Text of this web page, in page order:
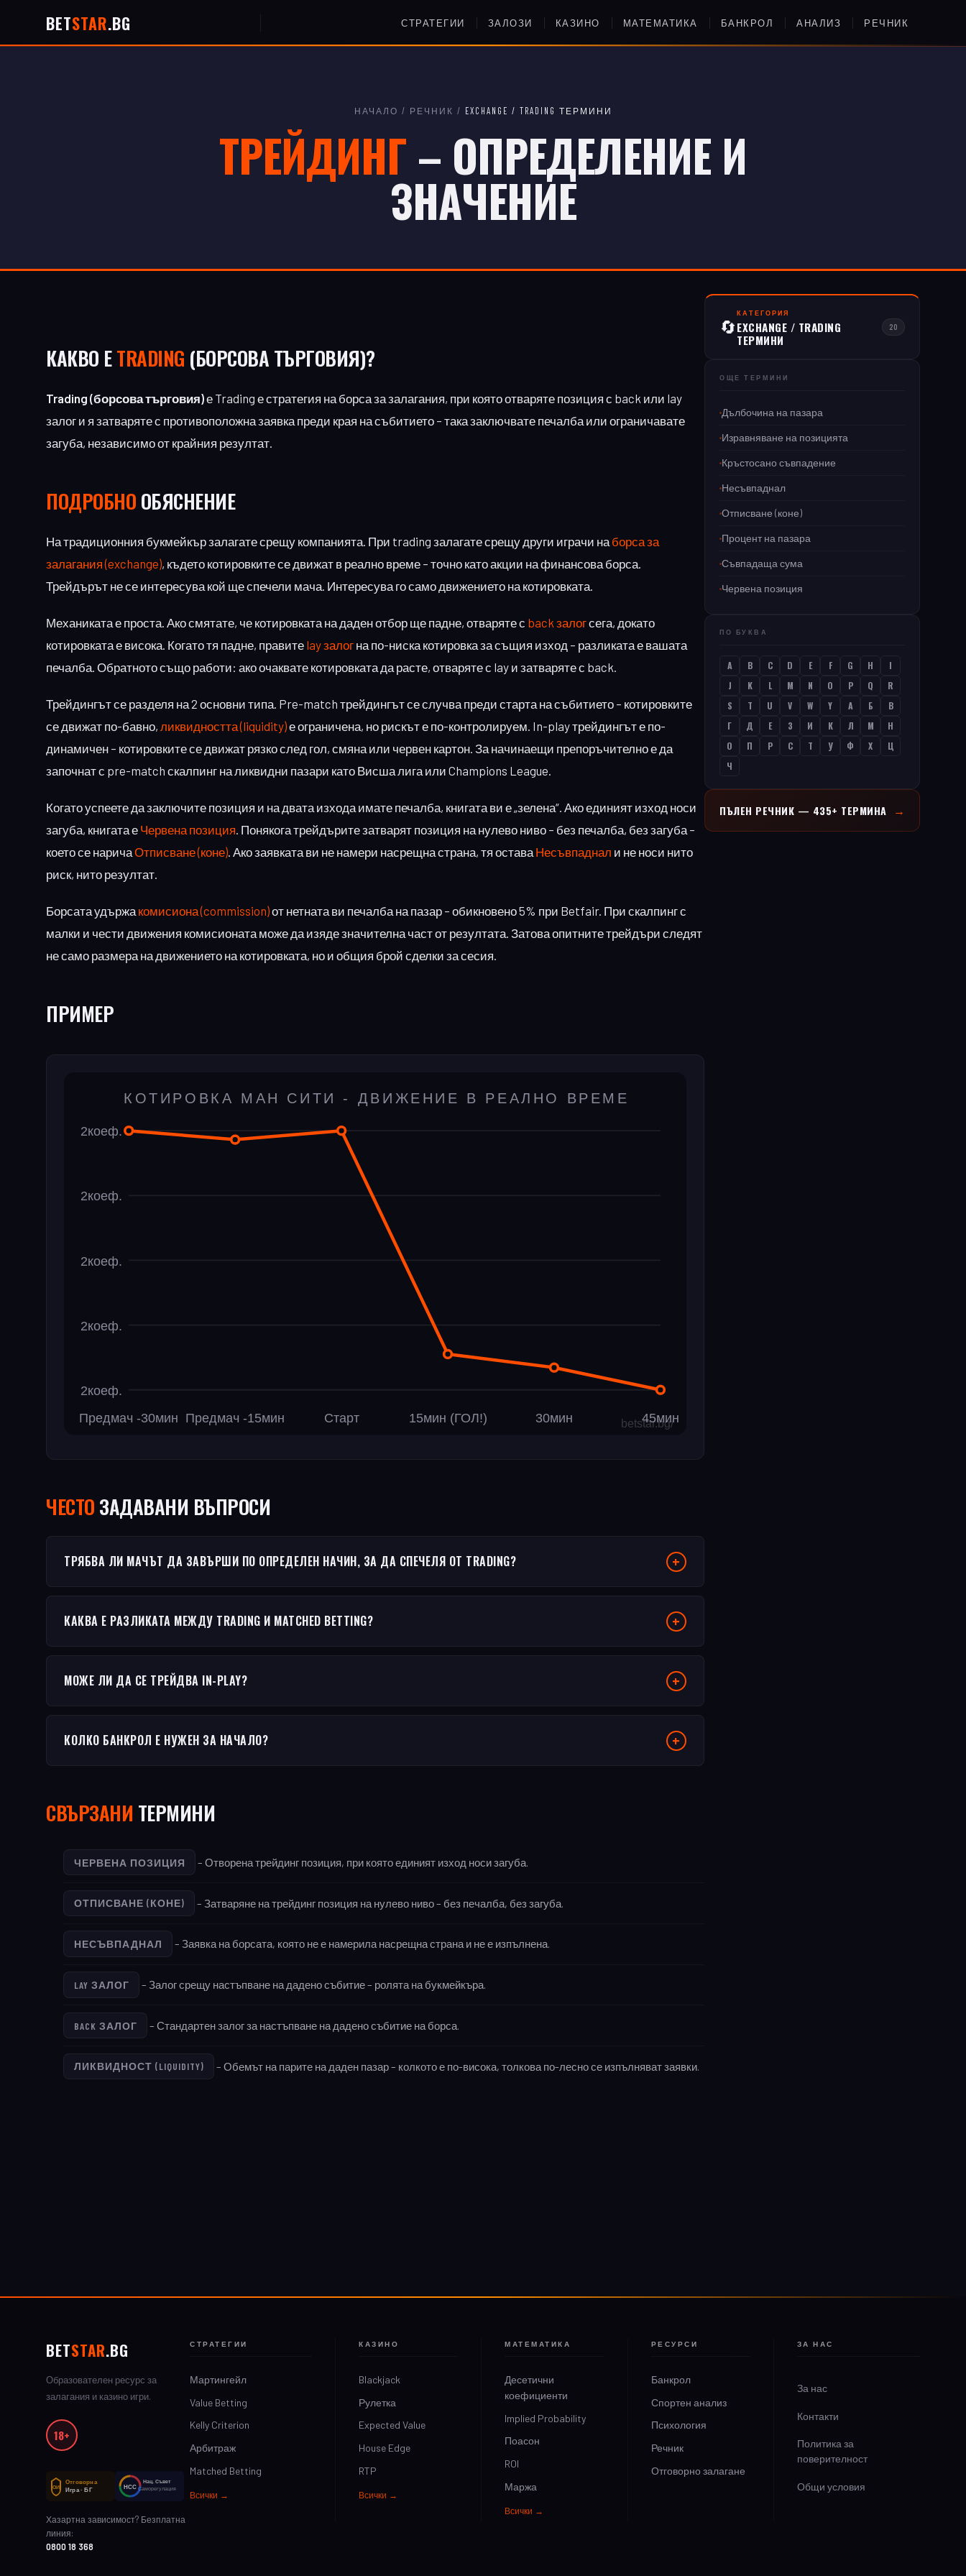
BETSTAR.BG СТРАТЕГИИ ЗАЛОЗИ КАЗИНО МАТЕМАТИКА БАНКРОЛ АНАЛИЗ РЕЧНИК
НАЧАЛО / РЕЧНИК / EXCHANGE / TRADING ТЕРМИНИ
ТРЕЙДИНГ– ОПРЕДЕЛЕНИЕ И
ЗНАЧЕНИЕ
КАКВО ЕTRADING (БОРСОВА ТЪРГОВИЯ)?
Trading (борсова търговия)е Trading е стратегия на борса за залагания, при която отваряте позиция с back или lay
залог и я затваряте с противоположна заявка преди края на събитието – така заключвате печалба или ограничавате
загуба, независимо от крайния резултат.
ПОДРОБНО ОБЯСНЕНИЕ
На традиционния букмейкър залагате срещу компанията. При trading залагате срещу други играчи на борса за
залагания (exchange), където котировките се движат в реално време – точно като акции на финансова борса.
Трейдърът не се интересува кой ще спечели мача. Интересува го само движението на котировката.
Механиката е проста. Ако смятате, че котировката на даден отбор ще падне, отваряте с back залогсега, докато
котировката е висока. Когато тя падне, правите lay залог на по-ниска котировка за същия изход – разликата е вашата
печалба. Обратното също работи: ако очаквате котировката да расте, отваряте с lay и затваряте с back.
Трейдингът се разделя на 2 основни типа. Pre-match трейдингът се случва преди старта на събитието – котировките
се движат по-бавно, ликвидността (liquidity)е ограничена, но рискът е по-контролируем. In-play трейдингът е по-
динамичен – котировките се движат рязко след гол, смяна или червен картон. За начинаещи препоръчително е да
започнат с pre-match скалпинг на ликвидни пазари като Висша лига или Champions League.
Когато успеете да заключите позиция и на двата изхода имате печалба, книгата ви е „зелена“. Ако единият изход носи
загуба, книгата е Червена позиция. Понякога трейдърите затварят позиция на нулево ниво – без печалба, без загуба –
което се наричаОтписване (коне). Ако заявката ви не намери насрещна страна, тя остава Несъвпаднал и не носи нито
риск, нито резултат.
Борсата удържа комисиона (commission)от нетната ви печалба на пазар – обикновено 5% при Betfair. При скалпинг с
малки и чести движения комисионата може да изяде значителна част от резултата. Затова опитните трейдъри следят
не само размера на движението на котировката, но и общия брой сделки за сесия.
ПРИМЕР
ЧЕСТO ЗАДАВАНИ ВЪПРОСИ
ТРЯБВА ЛИ МАЧЪТ ДА ЗАВЪРШИ ПО ОПРЕДЕЛЕН НАЧИН, ЗА ДА СПЕЧЕЛЯ ОТ TRADING?
КАКВА Е РАЗЛИКАТА МЕЖДУ TRADING И MATCHED BETTING?
МОЖЕ ЛИ ДА СЕ ТРЕЙДВА IN-PLAY?
КОЛКО БАНКРОЛ Е НУЖЕН ЗА НАЧАЛО?
СВЪРЗАНИ ТЕРМИНИ
ЧЕРВЕНА ПОЗИЦИЯ – Отворена трейдинг позиция, при която единият изход носи загуба.
ОТПИСВАНЕ (КОНЕ) – Затваряне на трейдинг позиция на нулево ниво – без печалба, без загуба.
НЕСЪВПАДНАЛ – Заявка на борсата, която не е намерила насрещна страна и не е изпълнена.
LAY ЗАЛОГ – Залог срещу настъпване на дадено събитие – ролята на букмейкъра.
BACK ЗАЛОГ – Стандартен залог за настъпване на дадено събитие на борса.
ЛИКВИДНОСТ (LIQUIDITY) – Обемът на парите на даден пазар – колкото е по-висока, толкова по-лесно се изпълняват заявки.
🔄
КАТЕГОРИЯ
EXCHANGE / TRADING
ТЕРМИНИ
20
ОЩЕ ТЕРМИНИ
Дълбочина на пазара
Изравняване на позицията
Кръстосано съвпадение
Несъвпаднал
Отписване (коне)
Процент на пазара
Съвпадаща сума
Червена позиция
ПО БУКВА
A B C D E F G H
I
J
K L M N O P Q
R
S
T U V W Y А Б
В
Г
Д Е З И К Л М
Н
О
П Р С Т У Ф Х
Ц
Ч
ПЪЛЕН РЕЧНИК — 435+ ТЕРМИНА →
BETSTAR.BG
Образователен ресурс за
залагания и казино игри.
18+
ОИ
Отговорна
Игра · БГ
НСС
Нац. Съвет
Саморегулация
Хазартна зависимост? Безплатна
линия:
0800 18 368
СТРАТЕГИИ
Мартингейл
Value Betting
Kelly Criterion
Арбитраж
Matched Betting
Всички →
КАЗИНО
Blackjack
Рулетка
Expected Value
House Edge
RTP
Всички →
МАТЕМАТИКА
Десетични
коефициенти
Implied Probability
Поасон
ROI
Маржа
Всички →
РЕСУРСИ
Банкрол
Спортен анализ
Психология
Речник
Отговорно залагане
ЗА НАС
За нас
Контакти
Политика за
поверителност
Общи условия